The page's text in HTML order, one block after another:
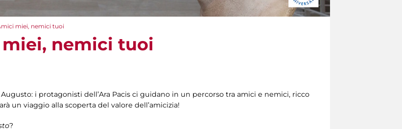
miei, nemici tuoi
nemici tuoi
i protagonisti dell’Ara Pacis ci guidano in un percorso tra amici e nemici, ricco
un viaggio alla scoperta del valore dell’amicizia!
?